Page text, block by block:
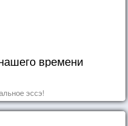
времени
эссэ!